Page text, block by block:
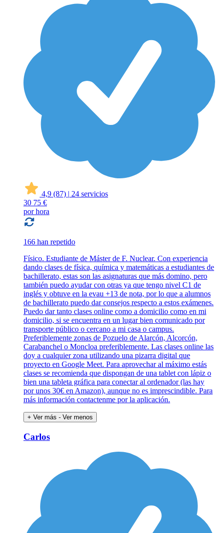
4,9 (87) | 24 servicios
30 75 €
por hora
166 han repetido
Físico. Estudiante de Máster de F. Nuclear. Con experiencia
dando clases de física, química y matemáticas a estudiantes de
bachillerato, estas son las asignaturas que más domino, pero
también puedo ayudar con otras ya que tengo nivel C1 de
inglés y obtuve en la evau +13 de nota, por lo que a alumnos
de bachillerato puedo dar consejos respecto a estos exámenes.
Puedo dar tanto clases online como a domicilio como en mi
domicilio, si se encuentra en un lugar bien comunicado por
transporte público o cercano a mi casa o campus.
Preferiblemente zonas de Pozuelo de Alarcón, Alcorcón,
Carabanchel o Moncloa preferiblemente. Las clases online las
doy a cualquier zona utilizando una pizarra digital que
proyecto en Google Meet. Para aprovechar al máximo estás
clases se recomienda que dispongan de una tablet con lápiz o
bien una tableta gráfica para conectar al ordenador (las hay
por unos 30€ en Amazon), aunque no es imprescindible. Para
más información contactenme por la aplicación.
+ Ver más - Ver menos
Carlos